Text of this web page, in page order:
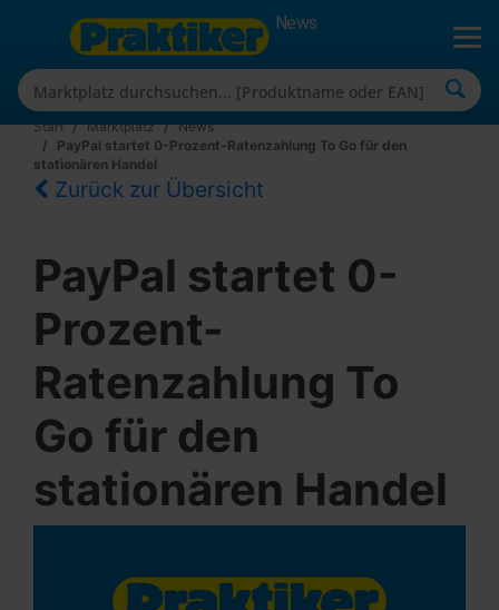
News
Start Marktplatz
News
PayPal startet 0-Prozent-Ratenzahlung To Go für den
stationären Handel
Zurück zur Übersicht
PayPal startet 0-
Prozent-
Ratenzahlung To
Go für den
stationären Handel